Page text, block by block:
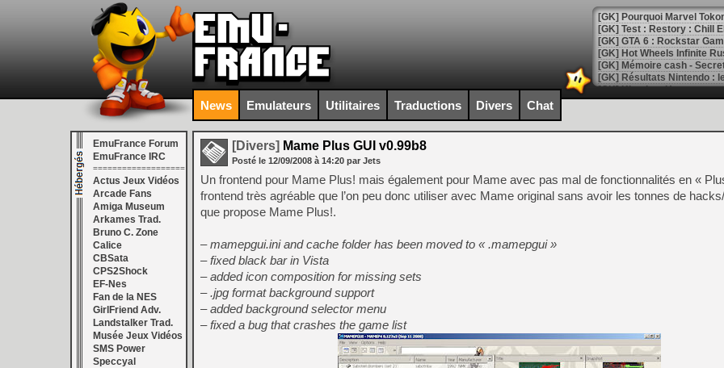
[GK] Pourquoi Marvel
[GK] Test : Restory : Chill
[GK] GTA 6 : Rockstar
[GK] Hot Wheels Infinite
[GK] Mémoire cash -
[GK] Résultats Nintendo :
[GK] Déjà des
[Mo5] Brickboy cherche à
[GK] Minecraft et ses «
[GK] Beast of
[GK] Ubisoft : fin de partie
[GK] Mémoire cash -
[GK] Dan Houser (GTA)
[GK] Comment EA Sports
[GK] Crimson Moon : un
[GK] Isle of Reveries : le
[GK] Moonlighter 2 : The
[GK] Capcom relance
[Mo5] Deux inédits du
[GK] Le beat'em up The
[GK] Endless Legend 2 :
News Emulateurs Utilitaires Traductions Divers Chat
EmuFrance Forum
EmuFrance IRC
===================
Actus Jeux Vidéos
Arcade Fans
Amiga Museum
Arkames Trad.
Bruno C. Zone
Calice
CBSata
CPS2Shock
EF-Nes
Fan de la NES
GirlFriend Adv.
Landstalker Trad.
Musée Jeux Vidéos
SMS Power
Speccyal
[Divers] Mame Plus GUI v0.99b8
Posté le 12/09/2008 à 14:20 par Jets
Un frontend pour Mame Plus! mais également pour Mame avec pas mal de fonctionnalités en «
frontend très agréable que l’on peu donc utiliser avec Mame original sans avoir les tonnes de
que propose Mame Plus!.
– mamepgui.ini and cache folder has been moved to « .mamepgui »
– fixed black bar in Vista
– added icon composition for missing sets
– .jpg format background support
– added background selector menu
– fixed a bug that crashes the game list